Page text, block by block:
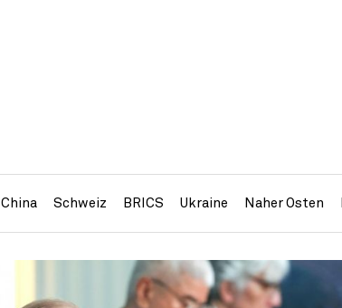
China Schweiz BRICS Ukraine Naher Osten